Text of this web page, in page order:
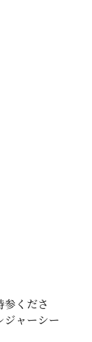
くださ
ジャーシー